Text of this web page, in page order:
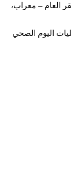
العام – معراب،
اليوم الصحي